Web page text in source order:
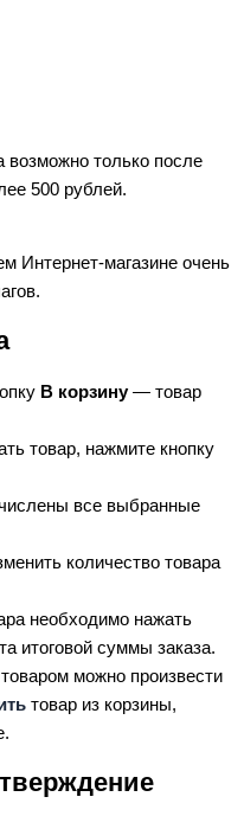
только после
500 рублей.
Интернет-магазине очень
В корзину— товар
товар, нажмите кнопку
все выбранные
количество товара
необходимо нажать
итоговой суммы заказа.
можно произвести
товар из корзины,